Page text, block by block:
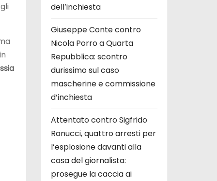
dell’inchiesta
Giuseppe Conte contro
Nicola Porro a Quarta
Repubblica: scontro
durissimo sul caso
mascherine e commissione
d’inchiesta
Attentato contro Sigfrido
Ranucci, quattro arresti per
l’esplosione davanti alla
casa del giornalista:
prosegue la caccia ai